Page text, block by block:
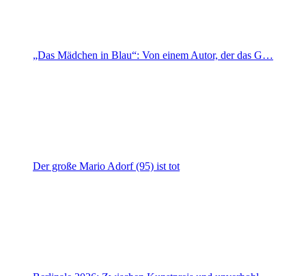
„Das Mädchen in Blau“: Von einem Autor, der das G…
Der große Mario Adorf (95) ist tot